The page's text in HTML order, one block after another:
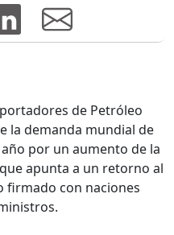
de Petróleo
la demanda mundial de
por un aumento de la
apunta a un retorno al
firmado con naciones